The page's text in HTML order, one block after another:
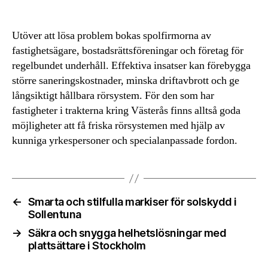
Utöver att lösa problem bokas spolfirmorna av
fastighetsägare, bostadsrättsföreningar och företag för
regelbundet underhåll. Effektiva insatser kan förebygga
större saneringskostnader, minska driftavbrott och ge
långsiktigt hållbara rörsystem. För den som har
fastigheter i trakterna kring Västerås finns alltså goda
möjligheter att få friska rörsystemen med hjälp av
kunniga yrkespersoner och specialanpassade fordon.
← Smarta och stilfulla markiser för solskydd i
Sollentuna
→ Säkra och snygga helhetslösningar med
plattsättare i Stockholm